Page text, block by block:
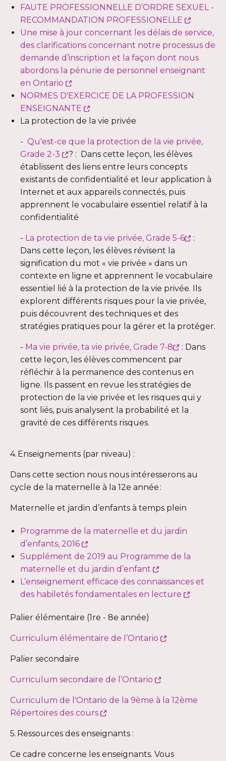
nouvelle
fenêtre
dans
une
nouvelle
fenêtre
lien
dans
une
FAUTE PROFESSIONNELLE D’ORDRE SEXUEL -
RECOMMANDATION PROFESSIONELLE
lien
s'ouvrira
dans
une
fenêtre
Une mise à jour concernant les délais de service,
des clarifications concernant notre processus de
demande d’inscription et la façon dont nous
abordons la pénurie de personnel enseignant
en Ontario
lien
s'ouvrira
dans
nouvelle
fenêtre
NORMES D'EXERCICE DE LA PROFESSION
ENSEIGNANTE
lien
dans
une
nouvelle
fenêtre
La protection de la vie privée
- Qu'est-ce que la protection de la vie privée,
Grade 2-3
Ce
lien
s'ouvrira
dans
une
nouvelle
? : Dans cette leçon, les élèves
établissent des liens entre leurs concepts
existants de confidentialité et leur application à
Internet et aux appareils connectés, puis
apprennent le vocabulaire essentiel relatif à la
confidentialité
- La protection de ta vie privée, Grade 5-6
Ce
dans
une
:
Dans cette leçon, les élèves révisent la
signification du mot « vie privée » dans un
contexte en ligne et apprennent le vocabulaire
essentiel lié à la protection de la vie privée. Ils
explorent différents risques pour la vie privée,
puis découvrent des techniques et des
stratégies pratiques pour la gérer et la protéger.
- Ma vie privée, ta vie privée, Grade 7-8
Ce
lien
s'ouvrira
dans
une
nouvelle
: Dans
cette leçon, les élèves commencent par
réfléchir à la permanence des contenus en
ligne. Ils passent en revue les stratégies de
protection de la vie privée et les risques qui y
sont liés, puis analysent la probabilité et la
gravité de ces différents risques.
4. Enseignements (par niveau) :
Dans cette section nous nous intéresserons au
cycle de la maternelle à la 12e année :
Maternelle et jardin d’enfants à temps plein
Programme de la maternelle et du jardin
d’enfants, 2016
lien
s'ouvrira
dans
une
fenêtre
Supplément de 2019 au Programme de la
maternelle et du jardin d’enfant
lien
s'ouvrira
fenêtre
L’enseignement efficace des connaissances et
des habiletés fondamentales en lecture
Palier élémentaire (1re - 8e année)
Curriculum élémentaire de l’Ontario
nouvelle
Palier secondaire
Curriculum secondaire de l’Ontario
s'ouvrira
fenêtre
Curriculum de l'Ontario de la 9ème à la 12ème
Répertoires des cours
s'ouvrira
dans
5. Ressources des enseignants :
Ce cadre concerne les enseignants. Vous